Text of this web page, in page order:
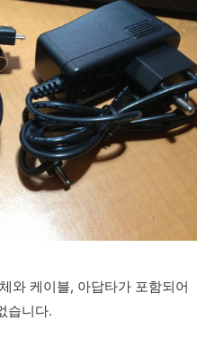
와 케이블, 아답타가 포함되어
습니다.